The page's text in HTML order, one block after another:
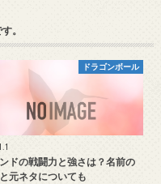
。
ドラゴンボール
ドの戦闘力と強さは？名前の
元ネタについても